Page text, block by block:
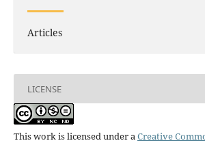
Articles
LICENSE
This work is licensed under aCreative